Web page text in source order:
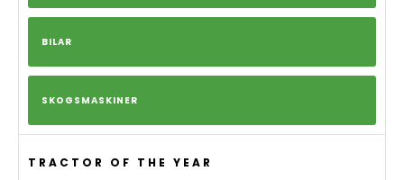
BILAR
SKOGSMASKINER
TRACTOR OF THE YEAR